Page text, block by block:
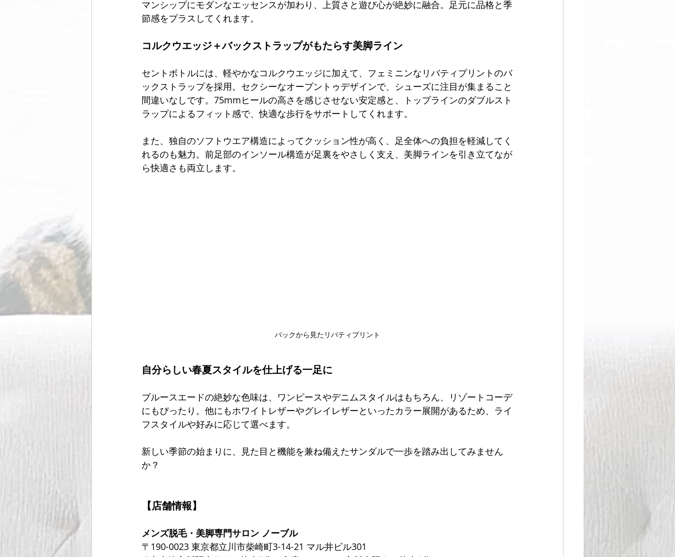
マンシップにモダンなエッセンスが加わり、上質さと遊び心が絶妙に融合。足元に品格と季
節感をプラスしてくれます。
コルクウエッジ＋バックストラップがもたらす美脚ライン
セントボトルには、軽やかなコルクウエッジに加えて、フェミニンなリバティプリントのバ
ックストラップを採用。セクシーなオープントゥデザインで、シューズに注目が集まること
間違いなしです。75mmヒールの高さを感じさせない安定感と、トップラインのダブルスト
ラップによるフィット感で、快適な歩行をサポートしてくれます。
また、独自のソフトウエア構造によってクッション性が高く、足全体への負担を軽減してく
れるのも魅力。前足部のインソール構造が足裏をやさしく支え、美脚ラインを引き立てなが
ら快適さも両立します。
バックから見たリバティプリント
自分らしい春夏スタイルを仕上げる一足に
ブルースエードの絶妙な色味は、ワンピースやデニムスタイルはもちろん、リゾートコーデ
にもぴったり。他にもホワイトレザーやグレイレザーといったカラー展開があるため、ライ
フスタイルや好みに応じて選べます。
新しい季節の始まりに、見た目と機能を兼ね備えたサンダルで一歩を踏み出してみません
か？
【店舗情報】
メンズ脱毛・美脚専門サロン ノーブル
〒190-0023 東京都立川市柴崎町3-14-21 マル井ビル301